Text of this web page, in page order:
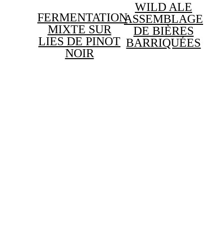
page
du
produit
FERMENTATION
MIXTE SUR
LIES DE PINOT
NOIR
WILD ALE
ASSEMBLAGE
DE BIÈRES
BARRIQUÉES